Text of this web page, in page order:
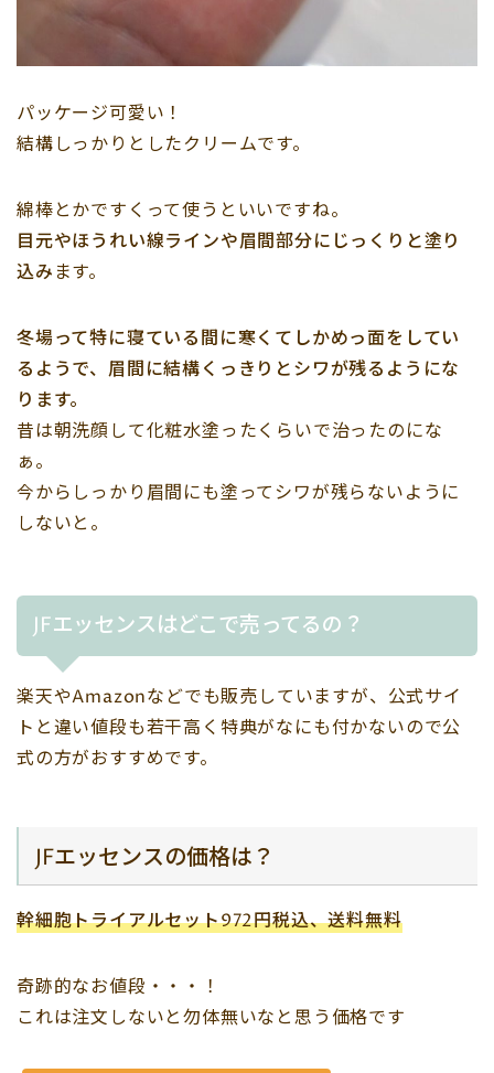
パッケージ可愛い！
結構しっかりとしたクリームです。
綿棒とかですくって使うといいですね。
目元やほうれい線ラインや眉間部分にじっくりと塗り
込み ます。
冬場って特に寝ている間に寒くてしかめっ面をしてい
るようで、眉間に結構くっきりとシワが残るようにな
ります。
昔は朝洗顔して化粧水塗ったくらいで治ったのにな
ぁ。
今からしっかり眉間にも塗ってシワが残らないように
しないと。
JFエッセンスはどこで売ってるの？
楽天やAmazonなどでも販売していますが、公式サイ
トと違い値段も若干高く特典がなにも付かないので公
式の方がおすすめです。
JFエッセンスの価格は？
幹細胞トライアルセット972円税込、送料無料
奇跡的なお値段・・・！
これは注文しないと勿体無いなと思う価格です